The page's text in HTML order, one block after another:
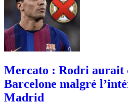
Mercato : Rodri aurait
Barcelone malgré
Madrid